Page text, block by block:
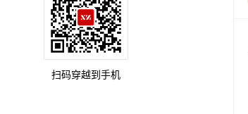
扫码穿越到手机